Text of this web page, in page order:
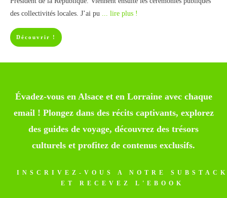
des collectivités locales. J’ai pu ... lire plus !
Découvrir !
Évadez-vous en Alsace et en Lorraine avec chaque
email ! Plongez dans des récits captivants, explorez
des guides de voyage, découvrez des trésors
culturels et profitez de contenus exclusifs.
INSCRIVEZ-VOUS A NOTRE
ET RECEVEZ L'EBOOK